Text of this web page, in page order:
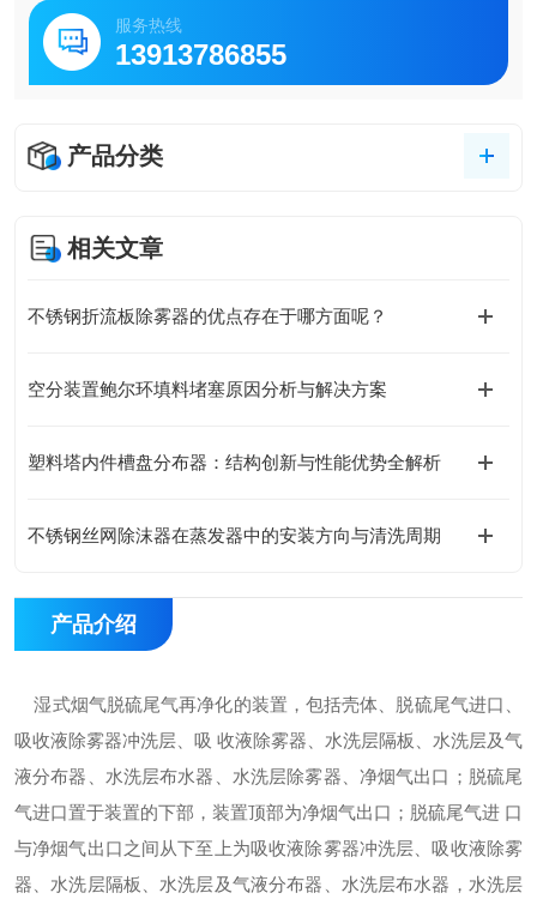
服务热线
13913786855
产品分类
相关文章
不锈钢折流板除雾器的优点存在于哪方面呢？
空分装置鲍尔环填料堵塞原因分析与解决方案
塑料塔内件槽盘分布器：结构创新与性能优势全解析
不锈钢丝网除沫器在蒸发器中的安装方向与清洗周期
产品介绍
湿式烟气脱硫尾气再净化的装置，包括壳体、脱硫尾气进口、
吸收液除雾器冲洗层、吸 收液除雾器、水洗层隔板、水洗层及气
液分布器、水洗层布水器、水洗层除雾器、净烟气出口；脱硫尾
气进口置于装置的下部，装置顶部为净烟气出口；脱硫尾气进 口
与净烟气出口之间从下至上为吸收液除雾器冲洗层、吸收液除雾
器、水洗层隔板、水洗层及气液分布器、水洗层布水器，水洗层